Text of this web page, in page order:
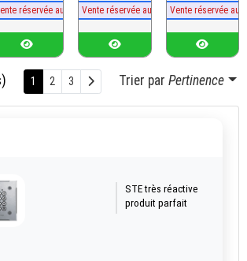
réservée aux professionnelsVente réservée aux professionnels
Vente réservée
1 2 3 SuivantTrier par Pertinence
STE très réactive
produit parfait